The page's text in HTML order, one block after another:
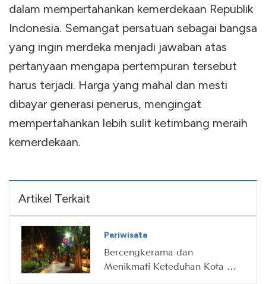
dalam mempertahankan kemerdekaan Republik
Indonesia. Semangat persatuan sebagai bangsa
yang ingin merdeka menjadi jawaban atas
pertanyaan mengapa pertempuran tersebut
harus terjadi. Harga yang mahal dan mesti
dibayar generasi penerus, mengingat
mempertahankan lebih sulit ketimbang meraih
kemerdekaan.
Artikel Terkait
Pariwisata
Bercengkerama dan
Menikmati Keteduhan Kota di